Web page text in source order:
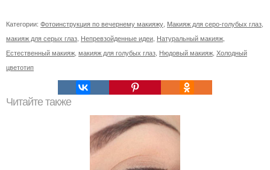
Категории: Фотоинструкция по вечернему макияжу Макияж для серо-голубых глаз
макияж для серых глаз Непревзойденные идеи Натуральный макияж
Естественный макияж макияж для голубых глаз Нюдовый макияж Холодный
цветотип
Читайте также